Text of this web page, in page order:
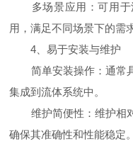
多场景应用：可用于
用，满足不同场景下的需
4、易于安装与维护
简单安装操作：通常具
集成到流体系统中。
维护简便性：维护相对
确保其准确性和性能稳定。